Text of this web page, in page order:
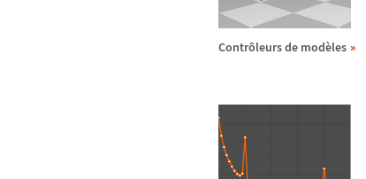
Contrôleurs de modèles